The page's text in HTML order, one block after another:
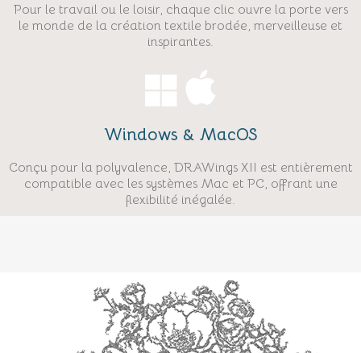
Pour le travail ou le loisir, chaque clic ouvre la porte vers
le monde de la création textile brodée, merveilleuse et
inspirantes.
Windows & MacOS
Conçu pour la polyvalence, DRAWings XII est entièrement
compatible avec les systèmes Mac et PC, offrant une
flexibilité inégalée.